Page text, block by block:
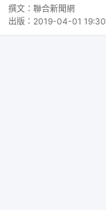
撰文： 聯合新聞網
出版： 2019-04-01 19:30